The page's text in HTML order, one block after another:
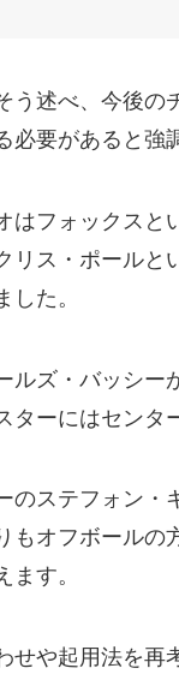
う述べ、今後の
必要があると強
はフォックスと
リス・ポールと
した。
ルズ・バッシー
ターにはセンタ
のステフォン・
もオフボールの
ます。
せや起用法を再